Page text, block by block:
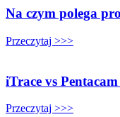
Na czym polega
Przeczytaj >>>
iTrace vs
Przeczytaj >>>